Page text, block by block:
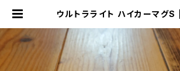
ウルトラライト ハイカーマグS